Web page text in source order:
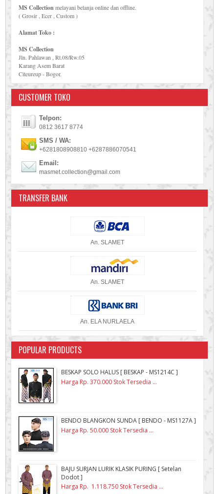
MS Collectionmelayani belanja online dan offline.
( Grosir , Ecer , Custom )
Alamat Toko :
MS Collection
Jln. Pahlawan , Rt.08/Rw.05
Karang Asem Barat
Citeureup - Bogor.
CUSTOMER TOKO
Telpon:
0812 3617 8774
SMS / WA:
+6281808908810 +6287886070541
Email:
masmet.collection@gmail.com
TRANSFER BANK
An. SLAMET
An. SLAMET
An. ELA NURLAELA
POPULAR PRODUCTS
BESKAP SOLO HALUS [ BESKAP - MS1214C ]
Harga Rp. 370.000 Stok Tersedia ...
BENDO BLANGKON SUNDA [ BENDO - MS1127A ]
Harga Rp. 50.000 Stok Tersedia ...
BAJU SURJAN LURIK KLASIK PURING [ Setelan
Dodot ]
Harga Rp. 1.118.750 Stok Tersedia ...